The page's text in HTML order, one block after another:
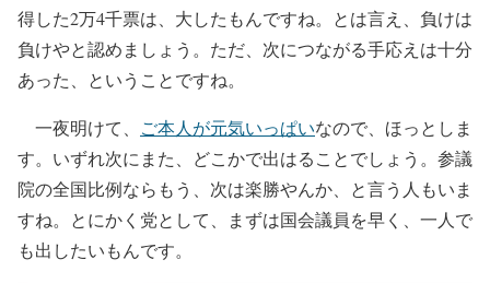
得した2万4千票は、大したもんですね。とは言え、負けは
負けやと認めましょう。ただ、次につながる手応えは十分
あった、ということですね。
一夜明けて、 ご本人が元気いっぱいなので、ほっとしま
す。いずれ次にまた、どこかで出はることでしょう。参議
院の全国比例ならもう、次は楽勝やんか、と言う人もいま
すね。とにかく党として、まずは国会議員を早く、一人で
も出したいもんです。